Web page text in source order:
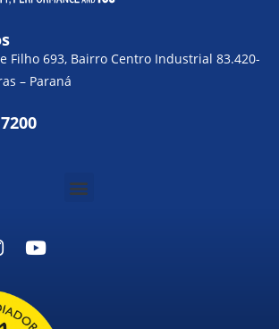
Filho 693, Bairro Centro Industrial 83.420-
– Paraná
Menu
Y
o
u